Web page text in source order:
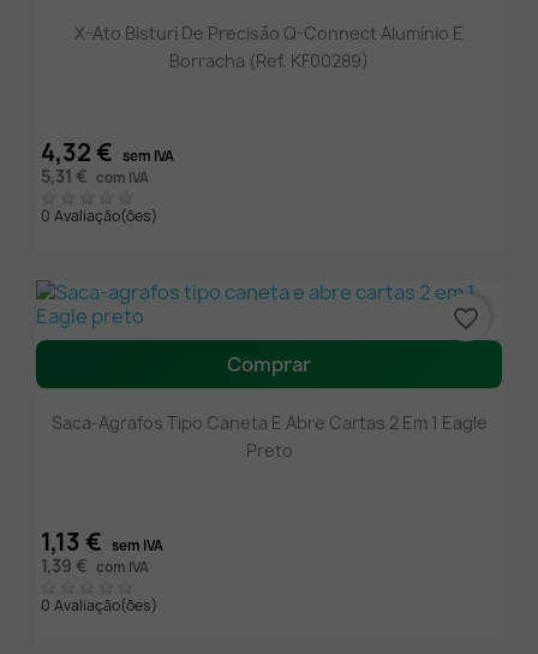
X-Ato Bisturi De Precisão Q-Connect Alumínio E
Borracha (Ref. KF00289)
4,32 € sem IVA
5,31 € com IVA
0 Avaliação(ões)
Comprar
Saca-Agrafos Tipo Caneta E Abre Cartas 2 Em 1 Eagle
Preto
1,13 € sem IVA
1,39 € com IVA
0 Avaliação(ões)
favorite_border